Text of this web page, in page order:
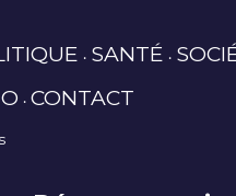
SANTÉ
CONTACT